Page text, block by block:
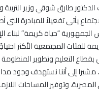
طارق شوقي وزير التربية
يأتى تفعيلاً للمبادرة التى
“حياة كريمة” لبناء
للفئات المجتمعية الأكثر
التعليم وتطوير المنظومة
مشيرا إلى أننا نستهدف وجود
وتوفير المساحات